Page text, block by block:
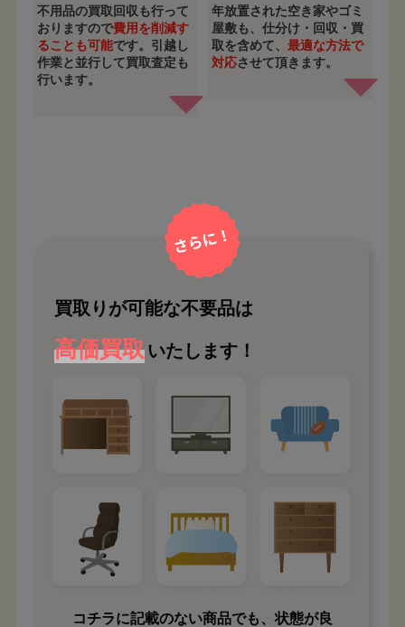
不用品の買取回収も行って
おりますので費用を削減す
ることも可能です。引越し
作業と並行して買取査定も
行います。
年放置された空き家やゴミ
屋敷も、仕分け・回収・買
取を含めて、 最適な方法で
対応させて頂きます。
買取りが可能な不要品は
高価買取いたします！
コチラに記載のない商品でも、状態が良